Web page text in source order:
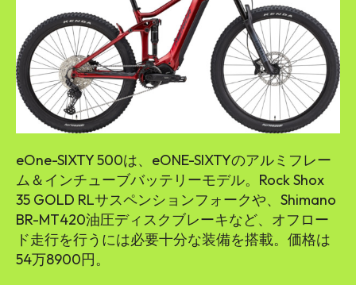
eOne-SIXTY 500は、eONE-SIXTYのアルミフレー
ム＆インチューブバッテリーモデル。Rock Shox
35 GOLD RLサスペンションフォークや、Shimano
BR-MT420油圧ディスクブレーキなど、オフロー
ド走行を行うには必要十分な装備を搭載。価格は
54万8900円。